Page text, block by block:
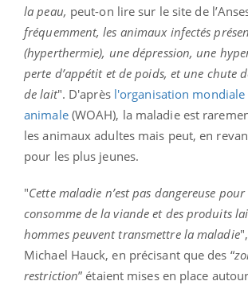
la peau, peut-on lire sur le site de
fréquemment, les animaux infectés
(hyperthermie), une dépression, une
perte d’appétit et de poids, et une chute
de lait". D'après l'organisation mondiale
animale(WOAH), la maladie est
les animaux adultes mais peut, en
pour les plus jeunes.
"Cette maladie n’est pas dangereuse
consomme de la viande et des produits
hommes peuvent transmettre la maladie
Michael Hauck, en précisant que des “
restriction” étaient mises en place